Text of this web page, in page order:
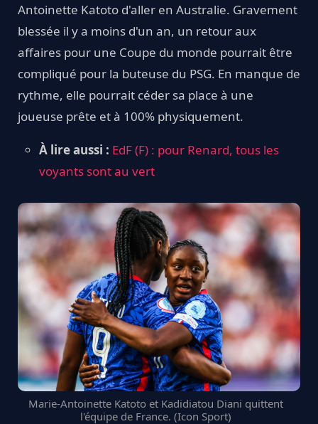
Antoinette Katoto d'aller en Australie. Gravement
blessée il y a moins d'un an, un retour aux
affaires pour une Coupe du monde pourrait être
compliqué pour la buteuse du PSG. En manque de
rythme, elle pourrait céder sa place à une
joueuse prête et à 100% physiquement.
À lire aussi : EdF (F) : pour Renard, tous les
voyants sont au vert
Marie-Antoinette Katoto et Kadidiatou Diani quittent
l'équipe de France. (Icon Sport)